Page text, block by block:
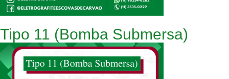
Tipo 11 (Bomba Submersa)